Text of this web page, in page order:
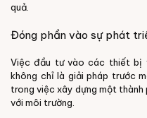
quả.
Đóng phần vào sự phát
Việc đầu tư vào các thiết bị
không chỉ là giải pháp trước
trong việc xây dựng một thành
với môi trường.